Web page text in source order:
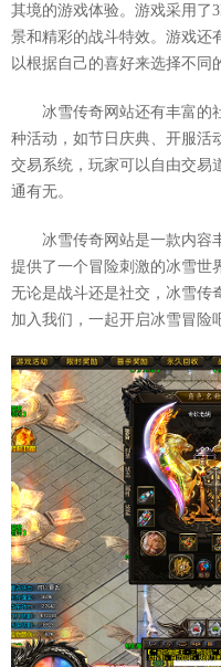
其境的游戏体验。游戏采用了
景和精彩的战斗特效。游戏还
以根据自己的喜好来选择不同
冰雪传奇网站还有丰富的
种活动，如节日庆典、开服活
交易系统，玩家可以自由交易
通有无。
冰雪传奇网站是一款内容
提供了一个冒险刺激的冰雪世
无论是战斗还是社交，冰雪传
加入我们，一起开启冰雪冒险